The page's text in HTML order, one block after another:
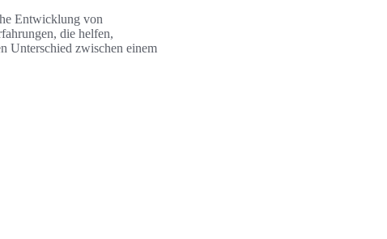
Entwicklung von
die helfen,
Unterschied zwischen einem